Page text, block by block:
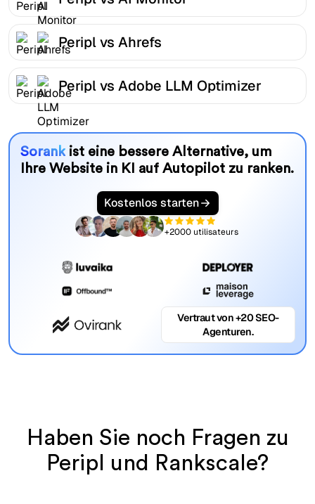
Peripl vs Ahrefs
Peripl vs Adobe LLM Optimizer
Sorankist eine bessere Alternative, um
Ihre Website in KI auf Autopilot zu ranken.
Kostenlos starten
+2000 utilisateurs
Vertraut von +20 SEO-
Agenturen.
Haben Sie noch Fragen zu
Peripl und Rankscale?